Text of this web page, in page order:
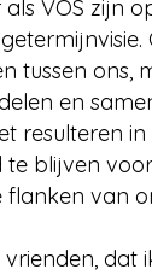
VOS zijn
tussen ons,
en
resulteren
blijven
flanken van
vrienden,